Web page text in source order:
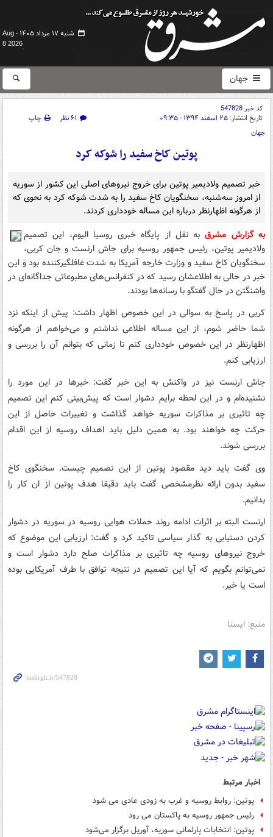
شنبه ۱۷ مرداد ۱۴۰۵ -
Aug
8 2026
جهان
کد خبر547828
تاریخ انتشار: ۲۵ اسفند ۱۳۹۴ - ۰۹:۳۵ ۶۱ نظر
چاپ
جهان
پوتین کاخ سفید را شوکه کرد
خبر تصمیم ولادیمیر پوتین برای خروج نیروهای اصلی این کشور از سوریه
از امروز سه‌شنبه، سخنگویان کاخ سفید را به شدت شوکه کرد به نحوی که
از هرگونه اظهارنظر درباره این مساله خودداری کردند.
به گزارش مشرقبه نقل از پایگاه خبری روسیا الیوم، این تصمیم
ولادیمیر پوتین، رئیس جمهور روسیه برای جاش ارنست و جان کربی،
سخنگویان کاخ سفید و وزارت خارجه آمریکا به شدت غافلگیر‌کننده بود و این
خبر در حالی به اطلاعشان رسید که در کنفرانس‌های مطبوعاتی جداگانه‌ای در
واشنگتن در حال گفتگو با رسانه‌ها بودند.
کربی در پاسخ به سوالی در این خصوص اظهار داشت: پیش از اینکه نزد
شما حاضر شوم، از این مساله اطلاعی نداشتم و می‌خواهم از هرگونه
اظهارنظر در این خصوص خودداری کنم تا زمانی که بتوانم آن را بررسی و
ارزیابی کنم.
جاش ارنست نیز در واکنش به این خبر گفت: خبرها در این مورد را
نشنیده‌ام و در این لحظه برایم دشوار است که پیش‌بینی کنم این تصمیم
چه تاثیری بر مذاکرات سوریه خواهد گذاشت و تغییرات حاصل از این
حرکت چه خواهند بود. به همین دلیل باید اهداف روسیه از این اقدام
بررسی شوند.
وی گفت باید دید مقصود پوتین از این تصمیم چیست. سخنگوی کاخ
سفید بدون ارائه نظرمشخصی گفت باید دقیقا هدف پوتین از ان کار را
بدانیم.
ارنست البته بر اثرات ادامه روند حملات هوایی روسیه در سوریه در دشوار
کردن دستیابی به گذار سیاسی تاکید کرد و گفت: ارزیابی این موضوع که
خروج نیروهای روسیه چه تاثیری بر مذاکرات صلح دارد دشوار است و
نمی‌توانم بگویم که آیا این تصمیم در نتیجه توافق با طرف آمریکایی بوده
است یا خیر.
منبع: ایسنا
اخبار مرتبط
پوتین: روابط روسیه و غرب به زودی عادی می شود
رئیس جمهور روسیه به پاکستان می رود
پوتین: انتخابات پارلمانی سوریه، آوریل برگزار می‌شود